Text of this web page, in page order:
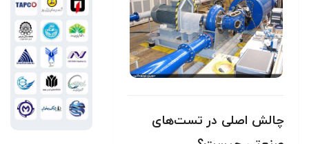
چالش اصلی در تست‌های